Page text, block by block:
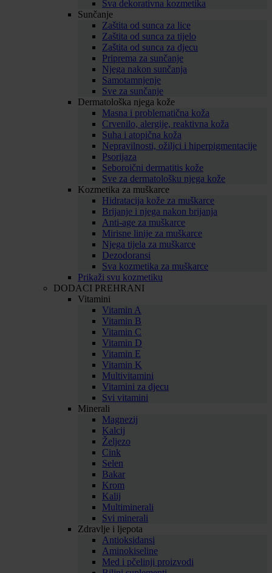
Sva dekorativna kozmetika
Sunčanje
Zaštita od sunca za lice
Zaštita od sunca za tijelo
Zaštita od sunca za djecu
Priprema za sunčanje
Njega nakon sunčanja
Samotamnjenje
Sve za sunčanje
Dermatološka njega kože
Masna i problematična koža
Crvenilo, alergije, reaktivna koža
Suha i atopična koža
Nepravilnosti, ožiljci i hiperpigmentacije
Psorijaza
Seboroični dermatitis kože
Sve za dermatološku njega kože
Kozmetika za muškarce
Hidratacija kože za muškarce
Brijanje i njega nakon brijanja
Anti-age za muškarce
Mirisne linije za muškarce
Njega tijela za muškarce
Dezodoransi
Sva kozmetika za muškarce
Prikaži svu kozmetiku
DODACI PREHRANI
Vitamini
Vitamin A
Vitamin B
Vitamin C
Vitamin D
Vitamin E
Vitamin K
Multivitamini
Vitamini za djecu
Svi vitamini
Minerali
Magnezij
Kalcij
Željezo
Cink
Selen
Bakar
Krom
Kalij
Multiminerali
Svi minerali
Zdravlje i ljepota
Antioksidansi
Aminokiseline
Med i pčelinji proizvodi